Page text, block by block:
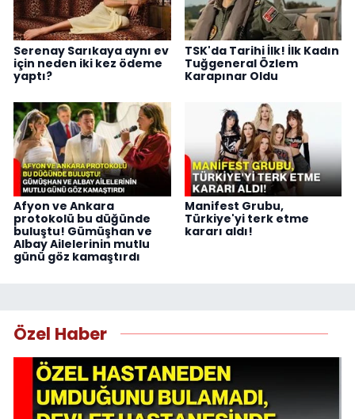
Serenay Sarıkaya aynı ev
için neden iki kez ödeme
yaptı?
TSK'da Tarihi İlk! İlk Kadın
Tuğgeneral Özlem
Karapınar Oldu
Afyon ve Ankara
protokolü bu düğünde
buluştu! Gümüşhan ve
Albay Ailelerinin mutlu
günü göz kamaştırdı
Manifest Grubu,
Türkiye'yi terk etme
kararı aldı!
Özel Haber